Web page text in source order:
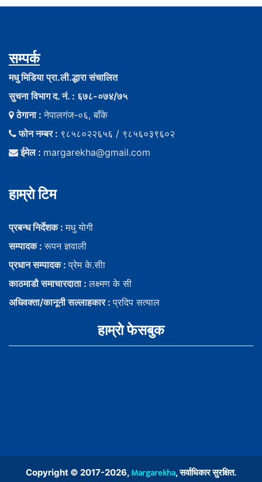
सम्पर्क
मधु मिडिया प्रा.ली.द्धारा संचालित
सुचना विभाग द. नं. : ६७८-०७४/७५
ठेगाना :नेपालगंज-०६, बाँके
फोन नम्बर : ९८५८०२२६५६ / ९८५६०३९६०२
ईमेल : margarekha@gmail.com
हाम्राे टिम
प्रबन्ध निर्देशक :मधु याेगी
सम्पादक :रूपन ज्ञवाली
प्रधान सम्पादक :प्रेम के.सीा
काठमाडौ समाचारदाता :लक्ष्मण के सी
अधिवक्ता/कानूनी सल्लाहकार :प्रदिप सत्याल
हाम्राे फेसबुक
Copyright © 2017-2026, Margarekha, सर्वाधिकार सुरक्षित.